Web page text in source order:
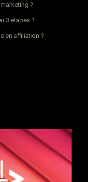
?
3 étapes ?
en affiliation ?